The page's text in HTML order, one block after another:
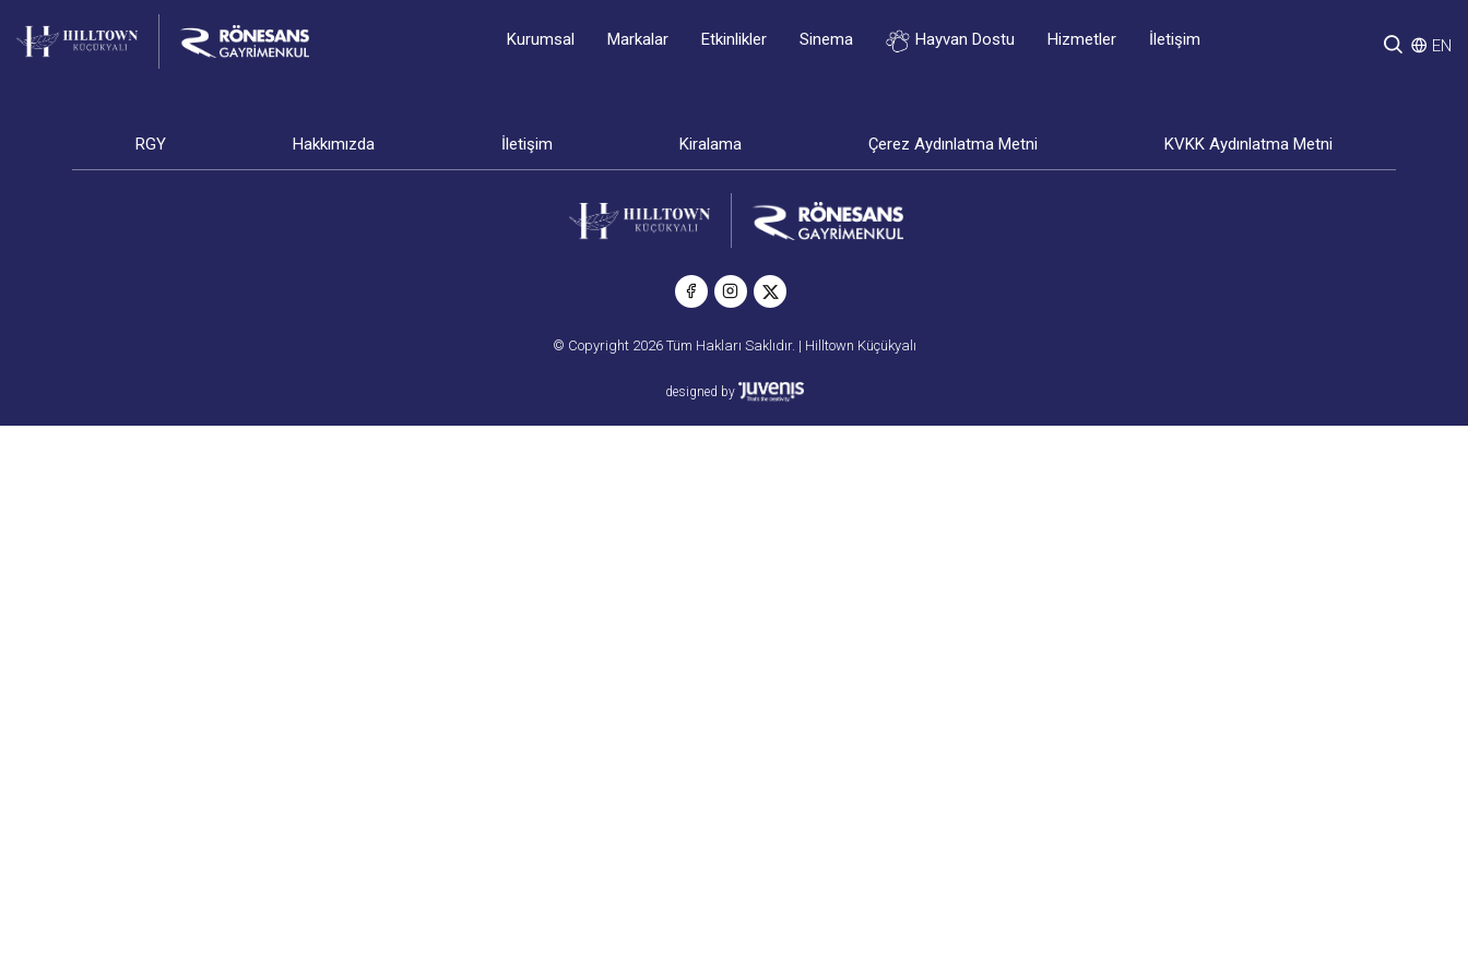
Kurumsal Markalar Etkinlikler Sinema Hayvan Dostu Hizmetler İletişim EN
RGY Hakkımızda İletişim Kiralama Çerez Aydınlatma Metni KVKK Aydınlatma Metni
© Copyright 2026 Tüm Hakları Saklıdır. | Hilltown Küçükyalı
designed by